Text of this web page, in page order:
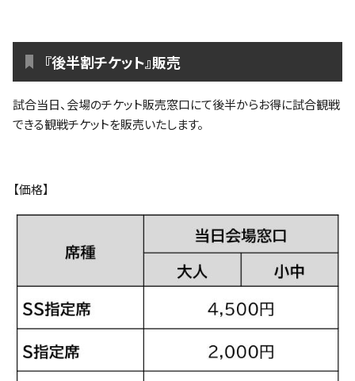
『後半割チケット』販売
試合当日、会場のチケット販売窓口にて後半からお得に試合観戦
できる観戦チケットを販売いたします。
【価格】